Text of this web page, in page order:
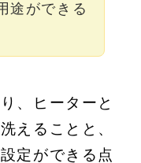
途ができる
、ヒーターと
えることと、
定ができる点